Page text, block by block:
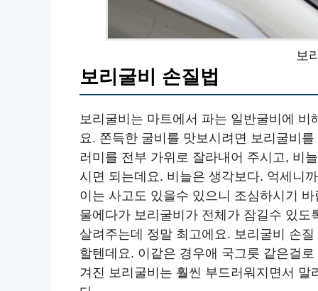
보
보리굴비 손질법
보리굴비는 마트에서 파는 일반굴비에
요. 쫀득한 굴비를 맛보시려면 보리굴비
러미를 전부 가위로 잘라내어 주시고, 비
시면 되는데요. 비늘은 생각보다. 억세니
이는 사고도 있을수 있으니 조심하시기
물에다가 보리굴비가 전체가 잠길수 있
살려주는데 정말 최고에요. 보리굴비 손
할텐데요. 이같은 경우애 국그릇 같은걸
겨진 보리굴비는 훨씬 부드러워지면서